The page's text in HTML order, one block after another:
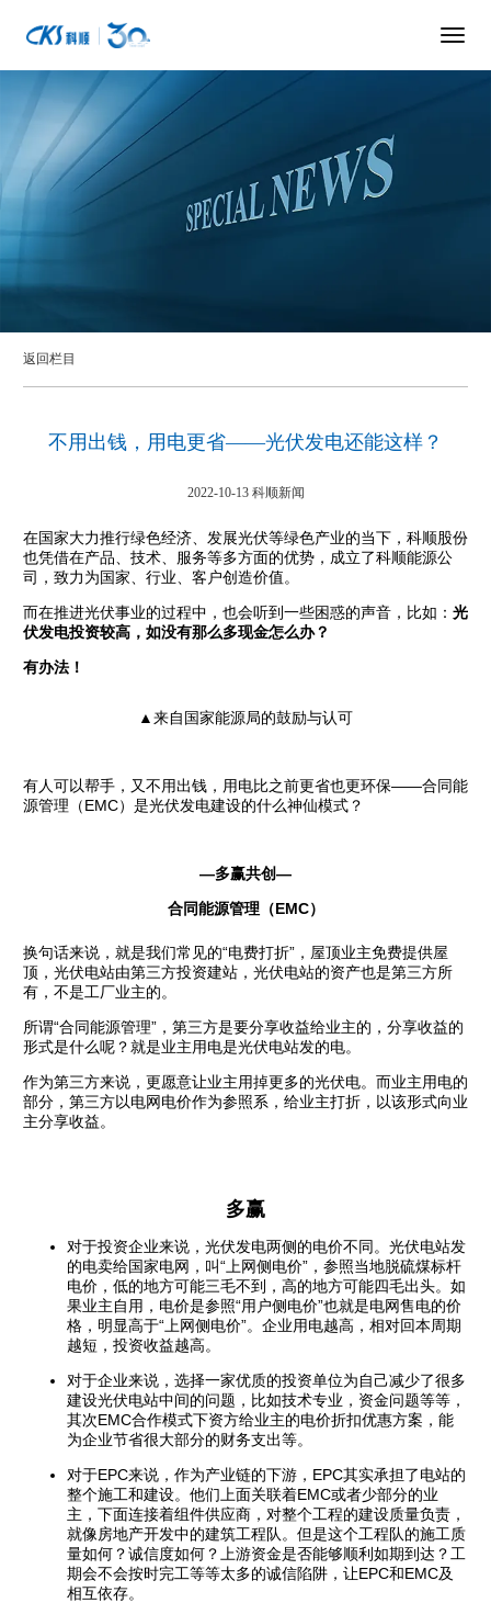
返回栏目
不用出钱，用电更省——光伏发电还能这样？
2022-10-13 科顺新闻
在国家大力推行绿色经济、发展光伏等绿色产业的当下，科顺股份
也凭借在产品、技术、服务等多方面的优势，成立了科顺能源公
司，致力为国家、行业、客户创造价值。
而在推进光伏事业的过程中，也会听到一些困惑的声音，比如： 光
伏发电投资较高，如没有那么多现金怎么办？
有办法！
▲来自国家能源局的鼓励与认可
有人可以帮手，又不用出钱，用电比之前更省也更环保——合同能
源管理（EMC）是光伏发电建设的什么神仙模式？
—多赢共创—
合同能源管理（EMC）
换句话来说，就是我们常见的“电费打折”，屋顶业主免费提供屋
顶，光伏电站由第三方投资建站，光伏电站的资产也是第三方所
有，不是工厂业主的。
所谓“合同能源管理”，第三方是要分享收益给业主的，分享收益的
形式是什么呢？就是业主用电是光伏电站发的电。
作为第三方来说，更愿意让业主用掉更多的光伏电。而业主用电的
部分，第三方以电网电价作为参照系，给业主打折，以该形式向业
主分享收益。
多赢
对于投资企业来说，光伏发电两侧的电价不同。光伏电站发
的电卖给国家电网，叫“上网侧电价”，参照当地脱硫煤标杆
电价，低的地方可能三毛不到，高的地方可能四毛出头。如
果业主自用，电价是参照“用户侧电价”也就是电网售电的价
格，明显高于“上网侧电价”。企业用电越高，相对回本周期
越短，投资收益越高。
对于企业来说，选择一家优质的投资单位为自己减少了很多
建设光伏电站中间的问题，比如技术专业，资金问题等等，
其次EMC合作模式下资方给业主的电价折扣优惠方案，能
为企业节省很大部分的财务支出等。
对于EPC来说，作为产业链的下游，EPC其实承担了电站的
整个施工和建设。他们上面关联着EMC或者少部分的业
主，下面连接着组件供应商，对整个工程的建设质量负责，
就像房地产开发中的建筑工程队。但是这个工程队的施工质
量如何？诚信度如何？上游资金是否能够顺利如期到达？工
期会不会按时完工等等太多的诚信陷阱，让EPC和EMC及
相互依存。